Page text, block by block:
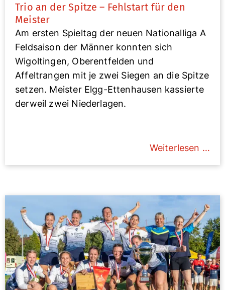
Trio an der Spitze – Fehlstart für den
Meister
Am ersten Spieltag der neuen Nationalliga A
Feldsaison der Männer konnten sich
Wigoltingen, Oberentfelden und
Affeltrangen mit je zwei Siegen an die Spitze
setzen. Meister Elgg-Ettenhausen kassierte
derweil zwei Niederlagen.
Weiterlesen …